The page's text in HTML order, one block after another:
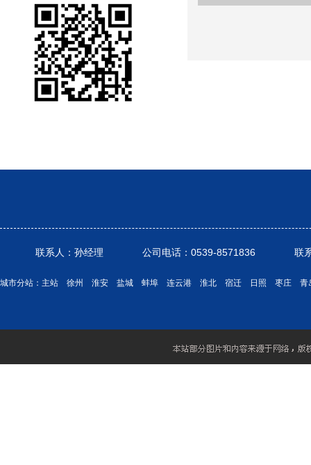
联系人：孙经理 公司电话：0539-8571836 联系电话
城市分站： 主站 徐州 淮安 盐城 蚌埠 连云港 淮北 宿迁 日照 枣庄 青